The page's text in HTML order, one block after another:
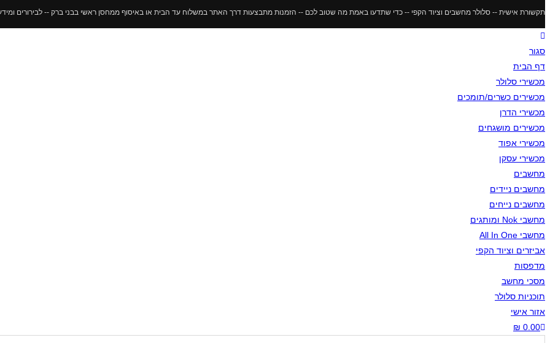
תקשורת אישית -- סלולר מחשבים וציוד הקפי -- כדי שתדעו באמת מה שטוב לכם -- הזמנות מתבצעות דרך האתר במשלוח עד הבית או באיסוף ממחסן ראשי בבני ברק -- לבירורים ומידע נוסף 052-500-10-
סגור
דף הבית
מכשירי סלולר
מכשירים כשרים/תומכים
מכשירי הדרן
מכשירים מושגחים
מכשירי אפוד
מכשירי עסקן
מחשבים
מחשבים ניידים
מחשבים נייחים
מחשבי Nok ומותגים
מחשבי All In One
אביזרים וציוד הקפי
מדפסות
מסכי מחשב
תוכניות סלולר
אזור אישי
₪ 0.00